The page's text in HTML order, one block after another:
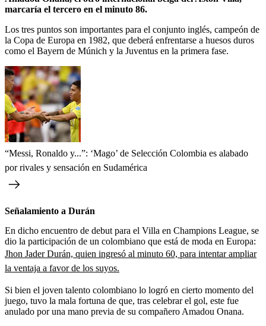
marcaría el tercero en el minuto 86.
Los tres puntos son importantes para el conjunto inglés, campeón de
la Copa de Europa en 1982, que deberá enfrentarse a huesos duros
como el Bayern de Múnich y la Juventus en la primera fase.
“Messi, Ronaldo y...”: ‘Mago’ de Selección Colombia es alabado
por rivales y sensación en Sudamérica
Señalamiento a Durán
En dicho encuentro de debut para el Villa en Champions League, se
dio la participación de un colombiano que está de moda en Europa:
Jhon Jader Durán, quien ingresó al minuto 60, para intentar ampliar
la ventaja a favor de los suyos.
Si bien el joven talento colombiano lo logró en cierto momento del
juego, tuvo la mala fortuna de que, tras celebrar el gol, este fue
anulado por una mano previa de su compañero Amadou Onana.